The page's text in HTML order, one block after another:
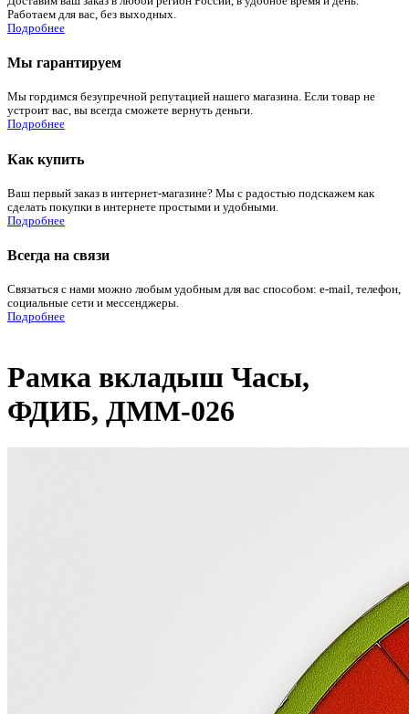
Работаем для вас, без выходных.
Подробнее
Мы гарантируем
Мы гордимся безупречной репутацией нашего магазина. Если товар не
устроит вас, вы всегда сможете вернуть деньги.
Подробнее
Как купить
Ваш первый заказ в интернет-магазине? Мы с радостью подскажем как
сделать покупки в интернете простыми и удобными.
Подробнее
Всегда на связи
Связаться с нами можно любым удобным для вас способом: e-mail, телефон,
социальные сети и мессенджеры.
Подробнее
Рамка вкладыш Часы,
ФДИБ, ДММ-026